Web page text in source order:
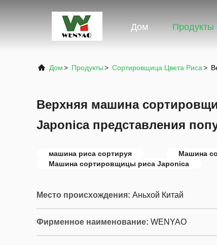
Дом Продукты
Дом> Продукты> Сортировщица Цвета Риса>
Верхняя машина
Japonica представления
машина риса сортируя
Машина
Машина сортировщицы риса Japonica
Место происхождения: Аньхой Китай
Фирменное наименование: WENYAO